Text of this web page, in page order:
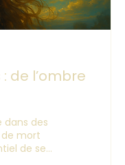
de l’ombre
dans des
de mort
de se